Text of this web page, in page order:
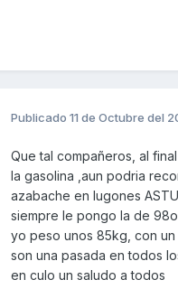
Publicado 11 de Octubre del
Que tal compañeros, al
la gasolina ,aun podria
azabache en lugones
siempre le pongo la de
yo peso unos 85kg, con
son una pasada en todos
en culo un saludo a todos